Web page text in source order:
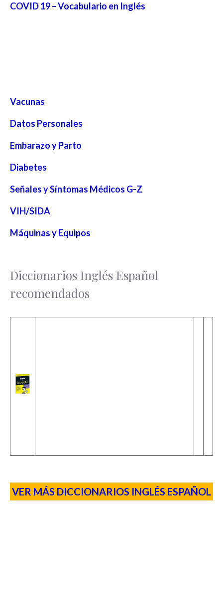
COVID 19 – Vocabulario en Inglés
Vacunas
Datos Personales
Embarazo y Parto
Diabetes
Señales y Síntomas Médicos G-Z
VIH/SIDA
Máquinas y Equipos
Diccionarios Inglés Español
recomendados
VER MÁS DICCIONARIOS INGLÉS ESPAÑOL